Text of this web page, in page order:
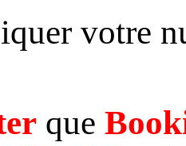
votre
que